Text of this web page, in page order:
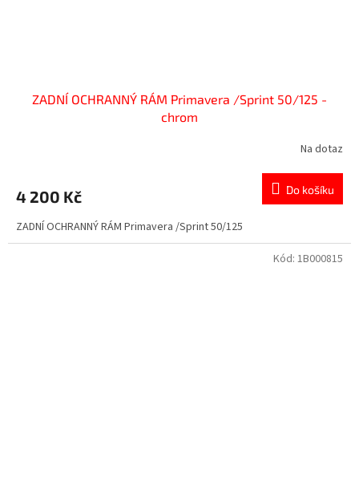
ZADNÍ OCHRANNÝ RÁM Primavera /Sprint 50/125 -
chrom
Na dotaz
4 200 Kč Do košíku
ZADNÍ OCHRANNÝ RÁM Primavera /Sprint 50/125
Kód: 1B000815